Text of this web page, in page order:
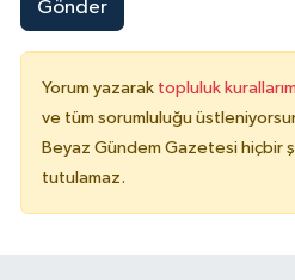
Gönder
Yorum yazarak topluluk
ve tüm sorumluluğu
Beyaz Gündem Gazetesi hiçbir
tutulamaz.